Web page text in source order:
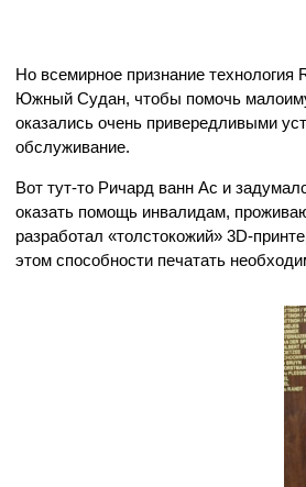
Но всемирное признание технология
Южный Судан, чтобы помочь
оказались очень привередливыми
обслуживание.
Вот тут-то Ричард ванн Ас и
оказать помощь инвалидам,
разработал «толстокожий» 3D-
этом способности печатать